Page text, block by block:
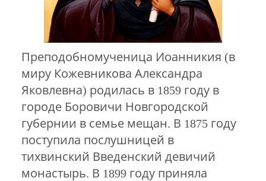
Преподобномученица Иоанникия (в
миру Кожевникова Александра
Яковлевна) родилась в 1859 году в
городе Боровичи Новгородской
губернии в семье мещан. В 1875 году
поступила послушницей в
тихвинский Введенский девичий
монастырь. В 1899 году приняла